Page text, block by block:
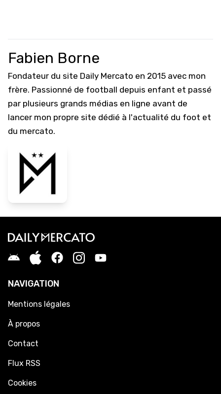
Fabien Borne
Fondateur du site Daily Mercato en 2015 avec mon
frère. Passionné de football depuis enfant et passé
par plusieurs grands médias en ligne avant de
lancer mon propre site dédié à l'actualité du foot et
du mercato.
NAVIGATION
Mentions légales
À propos
Contact
Flux RSS
Cookies